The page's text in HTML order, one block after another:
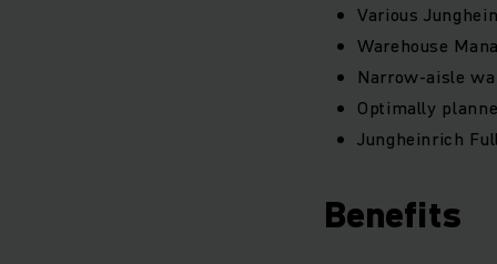
Various
Warehouse
Narrow-aisle
Optimally
Jungheinrich
Benefits